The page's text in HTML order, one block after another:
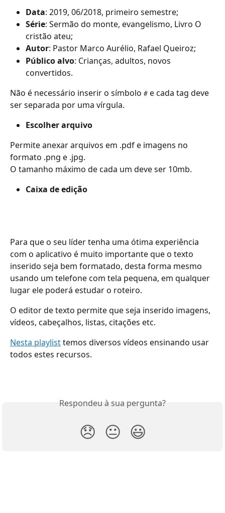
Data: 2019, 06/2018, primeiro semestre;
Série: Sermão do monte, evangelismo, Livro O
cristão ateu;
Autor: Pastor Marco Aurélio, Rafael Queiroz;
Público alvo: Crianças, adultos, novos
convertidos.
Não é necessário inserir o símbolo # e cada tag deve
ser separada por uma vírgula.
Escolher arquivo
Permite anexar arquivos em .pdf e imagens no
formato .png e .jpg.
O tamanho máximo de cada um deve ser 10mb.
Caixa de edição
Para que o seu líder tenha uma ótima experiência
com o aplicativo é muito importante que o texto
inserido seja bem formatado, desta forma mesmo
usando um telefone com tela pequena, em qualquer
lugar ele poderá estudar o roteiro.
O editor de texto permite que seja inserido imagens,
vídeos, cabeçalhos, listas, citações etc.
Nesta playlist temos diversos vídeos ensinando usar
todos estes recursos.
Respondeu à sua pergunta?
😞 😐 😃